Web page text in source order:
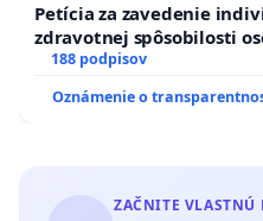
Petícia za zavedenie
zdravotnej spôsobilosti
pri prijímaní do
188 podpisov
Oznámenie o
ZAČNITE VLASTNÚ